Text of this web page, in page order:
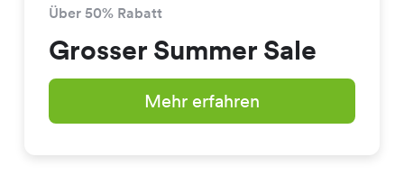
Über 50% Rabatt
Grosser Summer Sale
Mehr erfahren